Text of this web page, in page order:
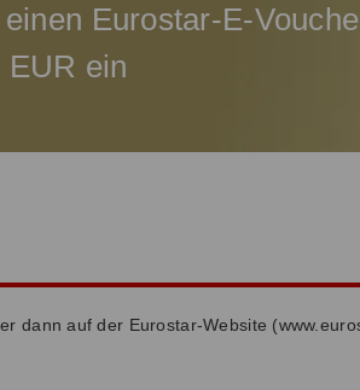
Eurostar-E-
ein
dann auf der Eurostar-Website